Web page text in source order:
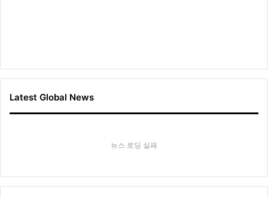
Latest Global News
뉴스 로딩 실패